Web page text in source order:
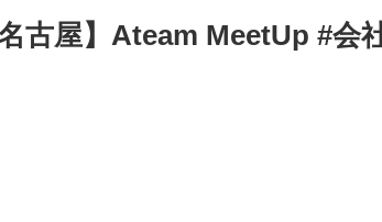
名古屋】Ateam MeetUp #会